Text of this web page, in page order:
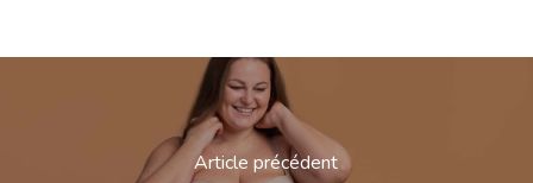
Article précédent